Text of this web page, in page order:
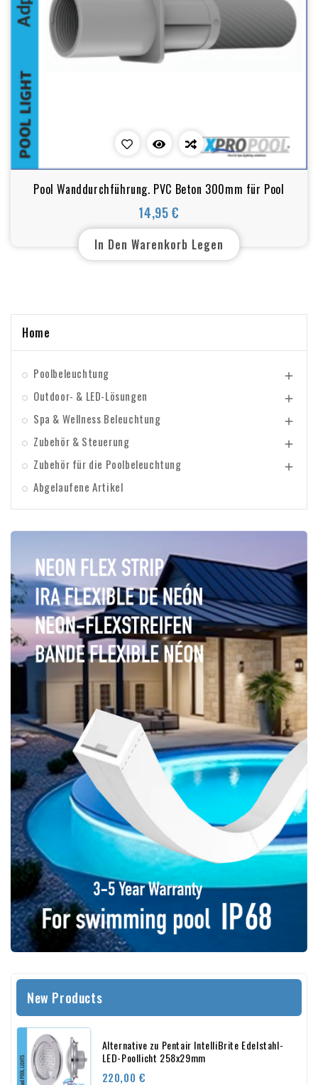
Pool Wanddurchführung. PVC Beton 300mm für Pool
14,95 €
Preis
In Den Warenkorb Legen
Home
Poolbeleuchtung 
Outdoor- & LED-Lösungen 
Spa & Wellness Beleuchtung 
Zubehör & Steuerung 
Zubehör für die Poolbeleuchtung 
Abgelaufene Artikel
New Products
Alternative zu Pentair IntelliBrite Edelstahl-
LED-Poollicht 258x29mm
220,00 €